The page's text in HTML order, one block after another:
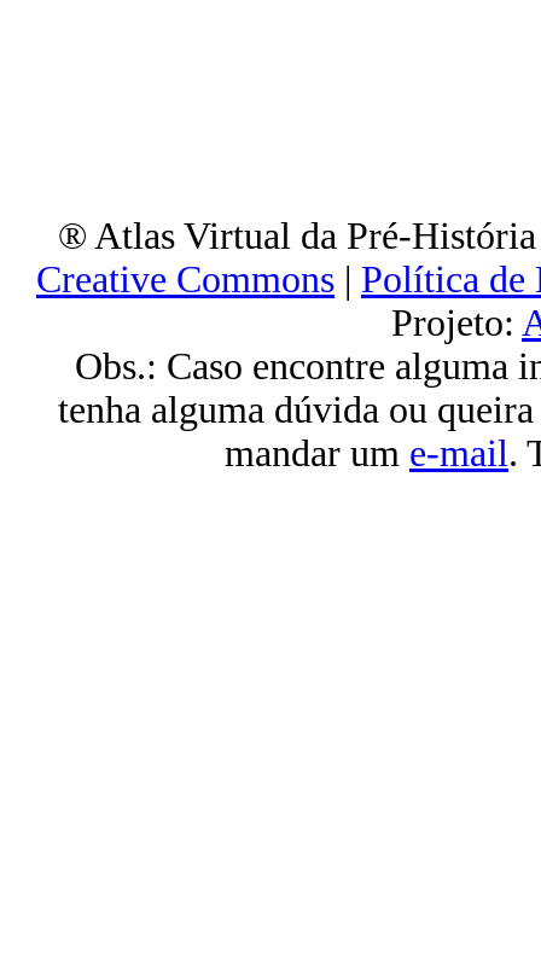
® Atlas Virtual da Pré-História
Creative Commons | Política de
Projeto:
Obs.: Caso encontre alguma
tenha alguma dúvida ou
mandar um e-mail.